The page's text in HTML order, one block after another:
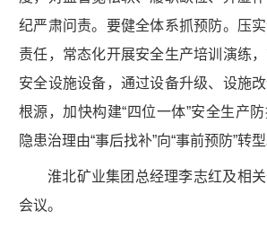
纪严肃问责。要健全体系抓预防。压
责任，常态化开展安全生产培训演练
安全设施设备，通过设备升级、设施
根源，加快构建“四位一体”安全生产
隐患治理由“事后找补”向“事前预防”转型
淮北矿业集团总经理李志红及相
会议。